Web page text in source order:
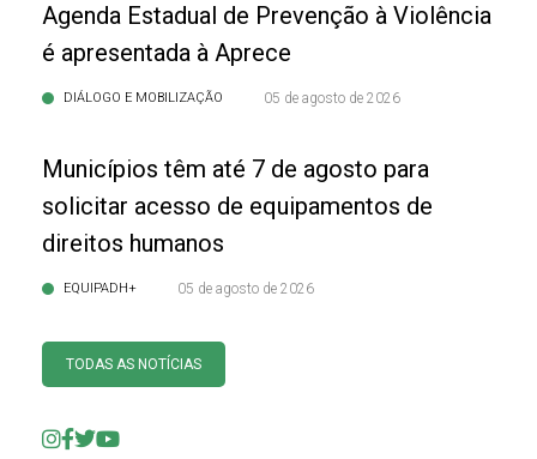
Agenda Estadual de Prevenção à Violência
é apresentada à Aprece
DIÁLOGO E MOBILIZAÇÃO 05 de agosto de 2026
Municípios têm até 7 de agosto para
solicitar acesso de equipamentos de
direitos humanos
EQUIPADH+ 05 de agosto de 2026
TODAS AS NOTÍCIAS